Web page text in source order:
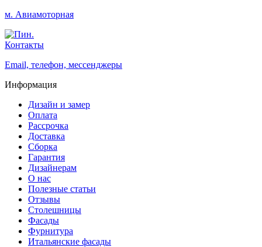
м. Авиамоторная
Контакты
Email, телефон, мессенджеры
Информация
Дизайн и замер
Оплата
Рассрочка
Доставка
Сборка
Гарантия
Дизайнерам
О нас
Полезные статьи
Отзывы
Столешницы
Фасады
Фурнитура
Итальянские фасады